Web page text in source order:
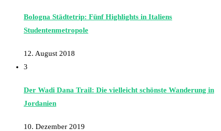
Bologna Städtetrip: Fünf Highlights in Italiens
Studentenmetropole
12. August 2018
3
Der Wadi Dana Trail: Die vielleicht schönste Wanderung in
Jordanien
10. Dezember 2019